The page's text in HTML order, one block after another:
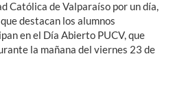
Católica de Valparaíso por un día,
destacan los alumnos
en el Día Abierto PUCV, que
la mañana del viernes 23 de